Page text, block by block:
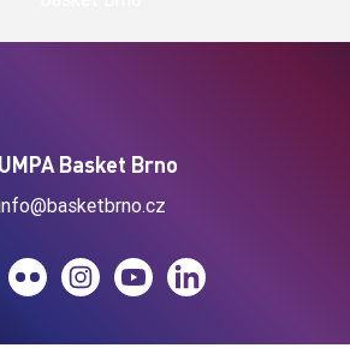
Basket Brno
Flickr InstagramYouTubeLinkedIn